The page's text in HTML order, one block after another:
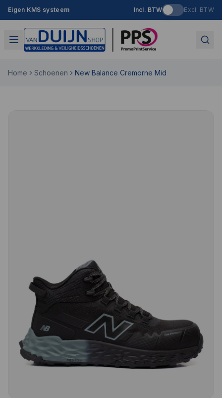
Eigen KMS systeem Incl. BTW Excl. BTW
Home Schoenen New Balance Cremorne Mid